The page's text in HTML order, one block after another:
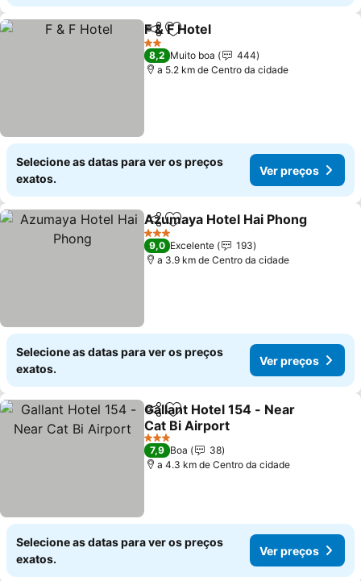
PartilharAdicionar aos favoritos
F & F Hotel
2 Estrelas
8,2 Muito boa
444
a 5.2 km de Centro da cidade
Selecione as datas para ver os preços
exatos.
Ver preços
PartilharAdicionar aos favoritos
Azumaya Hotel Hai Phong
3 Estrelas
9,0 Excelente
193
a 3.9 km de Centro da cidade
Selecione as datas para ver os preços
exatos.
Ver preços
PartilharAdicionar aos favoritos
Gallant Hotel 154 - Near
Cat Bi Airport
Ver preços
3 Estrelas
7,9 Boa
38
a 4.3 km de Centro da cidade
Selecione as datas para ver os preços
exatos.
Ver preços